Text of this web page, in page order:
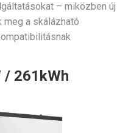
– miközben új
a skálázható
/ 261kWh